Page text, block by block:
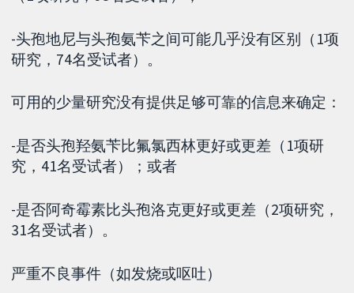
-头孢地尼与头孢氨苄之间可能几乎没有区别（1项
研究，74名受试者）。
可用的少量研究没有提供足够可靠的信息来确定：
-是否头孢羟氨苄比氟氯西林更好或更差（1项研
究，41名受试者）；或者
-是否阿奇霉素比头孢洛克更好或更差（2项研究，
31名受试者）。
严重不良事件（如发烧或呕吐）